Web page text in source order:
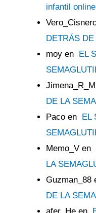
infantil online
DETRÁS
moy en EL
Jimena_R_M
DE LA
Paco en EL
Memo_V en
LA
Guzman_88
DE LA
afer_He en